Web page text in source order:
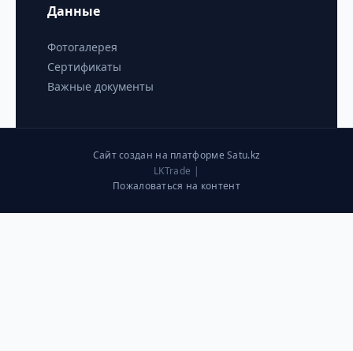
Данные
Фотогалерея
Сертификаты
Важные документы
Сайт создан на платформе Satu.kz
LKTrade |
Пожаловаться на контент